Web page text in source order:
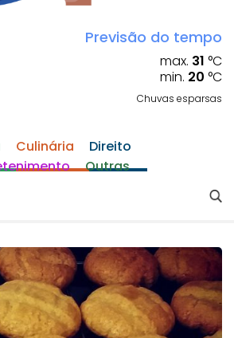
Previsão do tempo
max. 31 °C
min. 20 °C
Chuvas esparsas
Culinária
Direito
Outras